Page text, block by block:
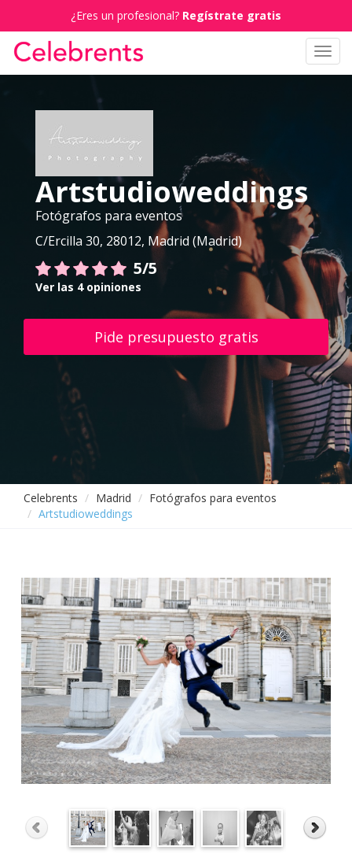
¿Eres un profesional? Regístrate gratis
Artstudioweddings
Fotógrafos para eventos
C/Ercilla 30, 28012, Madrid (Madrid)
5/5
Ver las 4 opiniones
Pide presupuesto gratis
Celebrents Madrid
Fotógrafos para eventos
Artstudioweddings